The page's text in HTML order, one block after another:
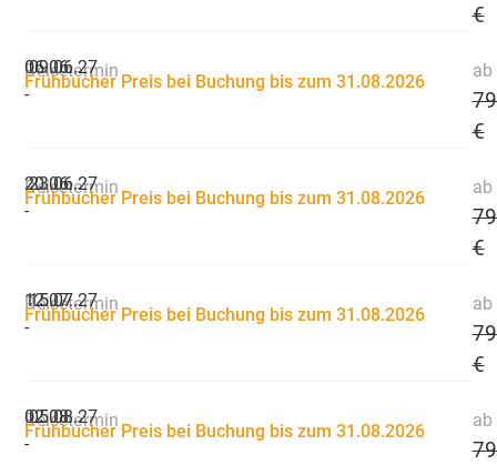
€
Reisetermin
06.06.
-
09.06.27
Frühbucher Preis bei Buchung bis zum 31.08.2026
ab
€
Reisetermin
20.06.
-
23.06.27
Frühbucher Preis bei Buchung bis zum 31.08.2026
ab
€
Reisetermin
12.07.
-
15.07.27
Frühbucher Preis bei Buchung bis zum 31.08.2026
ab
€
Reisetermin
02.08.
-
05.08.27
Frühbucher Preis bei Buchung bis zum 31.08.2026
ab